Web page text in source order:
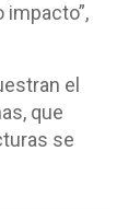
el
que
se